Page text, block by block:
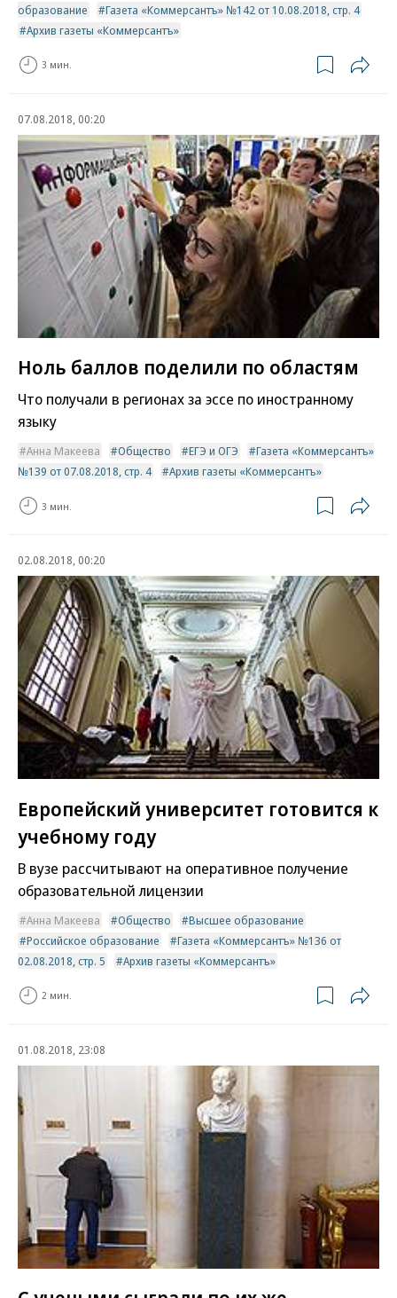
образование
Газета «Коммерсантъ» №142 от 10.08.2018, стр. 4
Архив газеты «Коммерсантъ»
3 мин.
07.08.2018, 00:20
Ноль баллов поделили по областям
Что получали в регионах за эссе по иностранному
языку
Анна Макеева Общество ЕГЭ и ОГЭ
Газета «Коммерсантъ»
№139 от 07.08.2018, стр. 4
Архив газеты «Коммерсантъ»
3 мин.
02.08.2018, 00:20
Европейский университет готовится к
учебному году
В вузе рассчитывают на оперативное получение
образовательной лицензии
Анна Макеева Общество
Высшее образование
Российское образование
Газета «Коммерсантъ» №136 от
02.08.2018, стр. 5
Архив газеты «Коммерсантъ»
2 мин.
01.08.2018, 23:08